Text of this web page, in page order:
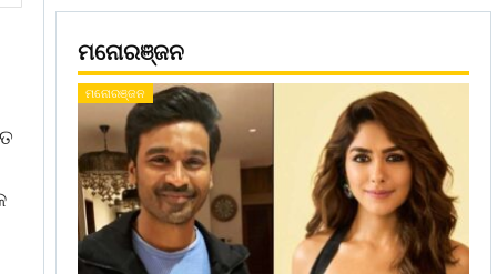
ମନୋରଞ୍ଜନ
ମନୋରଞ୍ଜନ